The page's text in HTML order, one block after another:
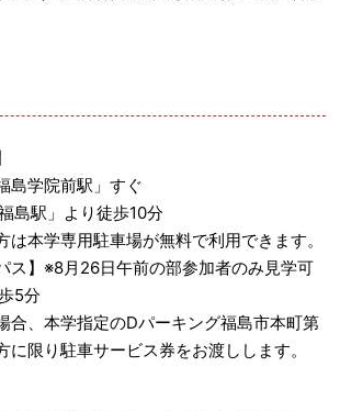
島学院前駅」すぐ
島駅」より徒歩10分
は本学専用駐車場が無料で利用できます。
ス】※8月26日午前の部参加者のみ見学可
5分
合、本学指定のDパーキング福島市本町第
に限り駐車サービス券をお渡しします。